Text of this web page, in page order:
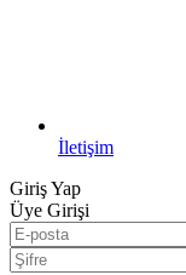
İletişim
Giriş Yap
Üye Girişi